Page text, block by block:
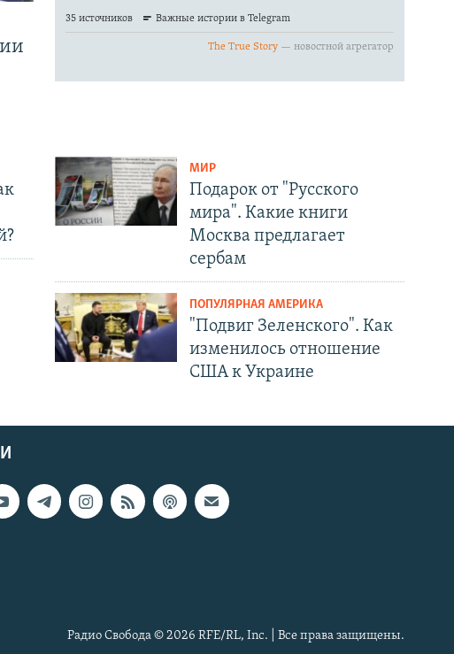
МИР
Подарок от "Русского
мира". Какие книги
Москва предлагает
сербам
ПОПУЛЯРНАЯ АМЕРИКА
"Подвиг Зеленского". Как
изменилось отношение
США к Украине
Радио Свобода © 2026 RFE/RL, Inc. | Все права защищены.